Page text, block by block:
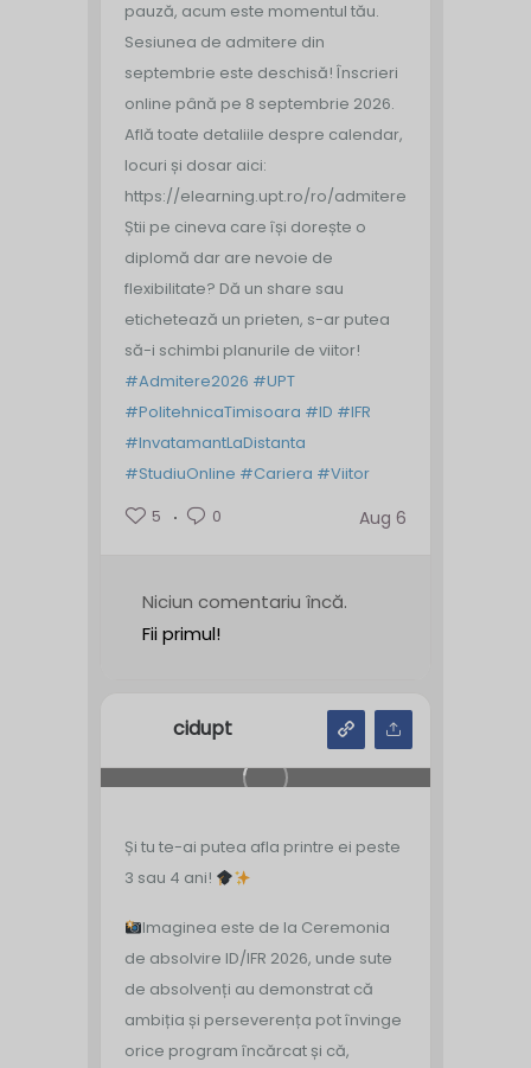
pauză, acum este momentul tău.
Sesiunea de admitere din
septembrie este deschisă! Înscrieri
online până pe 8 septembrie 2026.
Află toate detaliile despre calendar,
locuri și dosar aici:
https://elearning.upt.ro/ro/admitere/
Știi pe cineva care își dorește o
diplomă dar are nevoie de
flexibilitate? Dă un share sau
etichetează un prieten, s-ar putea
să-i schimbi planurile de viitor!
#Admitere2026 #UPT
#PolitehnicaTimisoara #ID #IFR
#InvatamantLaDistanta
#StudiuOnline #Cariera #Viitor
5
0 Aug 6
Niciun comentariu încă.
Fii primul!
cidupt
Și tu te-ai putea afla printre ei peste
3 sau 4 ani!
Imaginea este de la Ceremonia
de absolvire ID/IFR 2026, unde sute
de absolvenți au demonstrat că
ambiția și perseverența pot învinge
orice program încărcat și că,